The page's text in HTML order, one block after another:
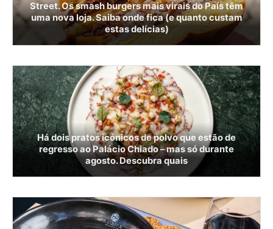
Street. Os smash burgers mais virais do País têm
uma nova loja. Saiba onde fica (e quanto custam
estas delícias)
Há dois pratos icónicos de polvo que estão de
regresso ao Palácio Chiado – mas só durante
agosto. Descubra quais